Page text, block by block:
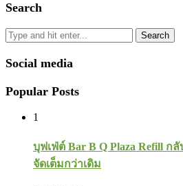
Search
Search
Social media
Popular Posts
1
บุฟเฟ่ต์ Bar B Q Plaza Refill
จัดเต็มกว่าเดิม